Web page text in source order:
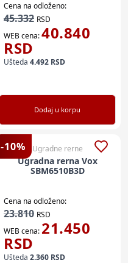
Cena na odloženo:
45.332 RSD
WEB cena:40.840
RSD
Ušteda 4.492 RSD
Dodaj u korpu
-10% Ugradne rerne
Ugradna rerna Vox
SBM6510B3D
Cena na odloženo:
23.810 RSD
WEB cena: 21.450
RSD
Ušteda 2.360 RSD